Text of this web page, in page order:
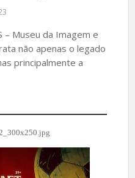
– Museu da Imagem e
não apenas o legado
principalmente a